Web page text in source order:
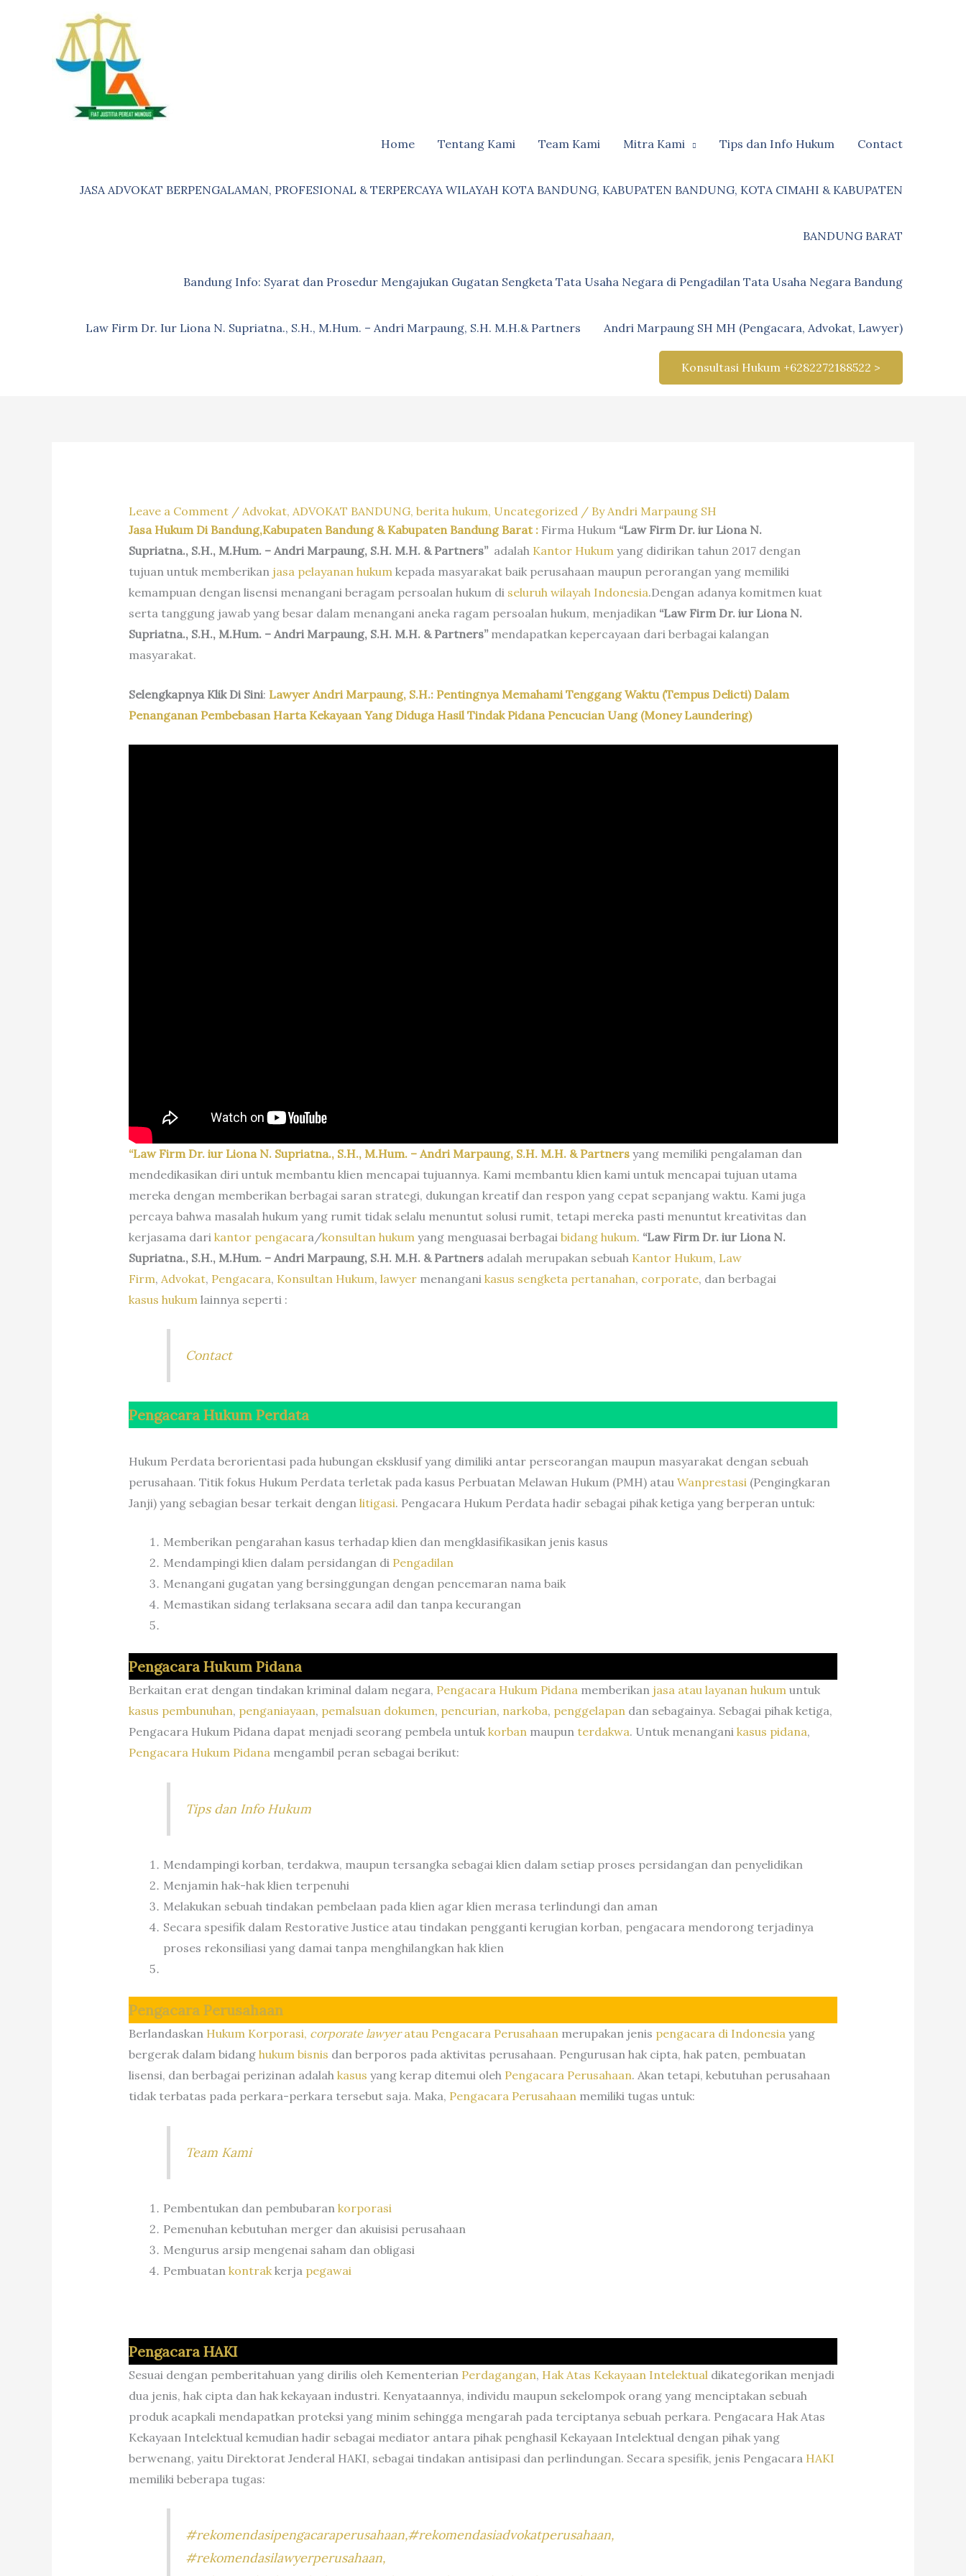
Home Tentang Kami Team Kami Mitra Kami Tips dan Info Hukum Contact
JASA ADVOKAT BERPENGALAMAN, PROFESIONAL & TERPERCAYA WILAYAH KOTA BANDUNG, KABUPATEN BANDUNG, KOTA CIMAHI & KABUPATEN
BANDUNG BARAT
Bandung Info: Syarat dan Prosedur Mengajukan Gugatan Sengketa Tata Usaha Negara di Pengadilan Tata Usaha Negara Bandung
Law Firm Dr. Iur Liona N. Supriatna., S.H., M.Hum. – Andri Marpaung, S.H. M.H.& Partners Andri Marpaung SH MH (Pengacara, Advokat, Lawyer)
Konsultasi Hukum +6282272188522 >
Leave a Comment / Advokat, ADVOKAT BANDUNG, berita hukum, Uncategorized/ ByAndri Marpaung SH
Jasa Hukum Di Bandung,Kabupaten Bandung & Kabupaten Bandung Barat :Firma Hukum “Law Firm Dr. iur Liona N.
Supriatna., S.H., M.Hum. – Andri Marpaung, S.H. M.H. & Partners”adalah Kantor Hukumyang didirikan tahun 2017 dengan
tujuan untuk memberikan jasa pelayanan hukumkepada masyarakat baik perusahaan maupun perorangan yang memiliki
kemampuan dengan lisensi menangani beragam persoalan hukum di seluruh wilayah Indonesia.Dengan adanya komitmen kuat
serta tanggung jawab yang besar dalam menangani aneka ragam persoalan hukum, menjadikan “Law Firm Dr. iur Liona N.
Supriatna., S.H., M.Hum. – Andri Marpaung, S.H. M.H. & Partners”mendapatkan kepercayaan dari berbagai kalangan
masyarakat.
Selengkapnya Klik Di Sini: Lawyer Andri Marpaung, S.H.: Pentingnya Memahami Tenggang Waktu (Tempus Delicti) Dalam
Penanganan Pembebasan Harta Kekayaan Yang Diduga Hasil Tindak Pidana Pencucian Uang (Money Laundering)
“Law Firm Dr. iur Liona N. Supriatna., S.H., M.Hum. – Andri Marpaung, S.H. M.H. & Partnersyang memiliki pengalaman dan
mendedikasikan diri untuk membantu klien mencapai tujuannya. Kami membantu klien kami untuk mencapai tujuan utama
mereka dengan memberikan berbagai saran strategi, dukungan kreatif dan respon yang cepat sepanjang waktu. Kami juga
percaya bahwa masalah hukum yang rumit tidak selalu menuntut solusi rumit, tetapi mereka pasti menuntut kreativitas dan
kerjasama dari kantor pengacara/konsultan hukum yang menguasai berbagai bidang hukum. “Law Firm Dr. iur Liona N.
Supriatna., S.H., M.Hum. – Andri Marpaung, S.H. M.H. & Partnersadalah merupakan sebuah Kantor Hukum, Law
Firm, Advokat, Pengacara, Konsultan Hukum, lawyermenangani kasus sengketa pertanahan, corporate, dan berbagai
kasus hukum lainnya seperti :
Contact
Pengacara Hukum Perdata
Hukum Perdata berorientasi pada hubungan eksklusif yang dimiliki antar perseorangan maupun masyarakat dengan sebuah
perusahaan. Titik fokus Hukum Perdata terletak pada kasus Perbuatan Melawan Hukum (PMH) atau Wanprestasi (Pengingkaran
Janji) yang sebagian besar terkait dengan litigasi. Pengacara Hukum Perdata hadir sebagai pihak ketiga yang berperan untuk:
Memberikan pengarahan kasus terhadap klien dan mengklasifikasikan jenis kasus
Mendampingi klien dalam persidangan di Pengadilan
Menangani gugatan yang bersinggungan dengan pencemaran nama baik
Memastikan sidang terlaksana secara adil dan tanpa kecurangan
Pengacara Hukum Pidana
Berkaitan erat dengan tindakan kriminal dalam negara, Pengacara Hukum Pidanamemberikan jasa atau layanan hukum untuk
kasus pembunuhan, penganiayaan, pemalsuan dokumen, pencurian, narkoba, penggelapandan sebagainya. Sebagai pihak ketiga,
Pengacara Hukum Pidana dapat menjadi seorang pembela untuk korban maupun terdakwa. Untuk menangani kasus pidana,
Pengacara Hukum Pidanamengambil peran sebagai berikut:
Tips dan Info Hukum
Mendampingi korban, terdakwa, maupun tersangka sebagai klien dalam setiap proses persidangan dan penyelidikan
Menjamin hak-hak klien terpenuhi
Melakukan sebuah tindakan pembelaan pada klien agar klien merasa terlindungi dan aman
Secara spesifik dalam Restorative Justice atau tindakan pengganti kerugian korban, pengacara mendorong terjadinya
proses rekonsiliasi yang damai tanpa menghilangkan hak klien
Pengacara Perusahaan
Berlandaskan Hukum Korporasi, corporate lawyeratau Pengacara Perusahaanmerupakan jenis pengacara di Indonesiayang
bergerak dalam bidang hukum bisnis dan berporos pada aktivitas perusahaan. Pengurusan hak cipta, hak paten, pembuatan
lisensi, dan berbagai perizinan adalah kasus yang kerap ditemui oleh Pengacara Perusahaan. Akan tetapi, kebutuhan perusahaan
tidak terbatas pada perkara-perkara tersebut saja. Maka, Pengacara Perusahaanmemiliki tugas untuk:
Team Kami
Pembentukan dan pembubarankorporasi
Pemenuhan kebutuhan merger dan akuisisi perusahaan
Mengurus arsip mengenai saham dan obligasi
Pembuatan kontrakkerja pegawai
Pengacara HAKI
Sesuai dengan pemberitahuan yang dirilis oleh Kementerian Perdagangan, Hak Atas Kekayaan Intelektual dikategorikan menjadi
dua jenis, hak cipta dan hak kekayaan industri. Kenyataannya, individu maupun sekelompok orang yang menciptakan sebuah
produk acapkali mendapatkan proteksi yang minim sehingga mengarah pada terciptanya sebuah perkara. Pengacara Hak Atas
Kekayaan Intelektual kemudian hadir sebagai mediator antara pihak penghasil Kekayaan Intelektual dengan pihak yang
berwenang, yaitu Direktorat Jenderal HAKI, sebagai tindakan antisipasi dan perlindungan. Secara spesifik, jenis Pengacara HAKI
memiliki beberapa tugas:
#rekomendasipengacaraperusahaan,#rekomendasiadvokatperusahaan,
#rekomendasilawyerperusahaan,